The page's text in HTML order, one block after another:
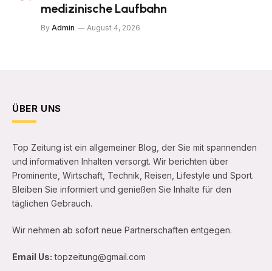
medizinische Laufbahn
By Admin August 4, 2026
ÜBER UNS
Top Zeitung ist ein allgemeiner Blog, der Sie mit spannenden
und informativen Inhalten versorgt. Wir berichten über
Prominente, Wirtschaft, Technik, Reisen, Lifestyle und Sport.
Bleiben Sie informiert und genießen Sie Inhalte für den
täglichen Gebrauch.
Wir nehmen ab sofort neue Partnerschaften entgegen.
Email Us: topzeitung@gmail.com